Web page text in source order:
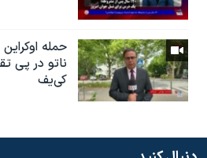
حمله
ناتو در پی
کی‌یف